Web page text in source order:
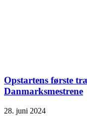
Opstartens første
Danmarksmestrene
28. juni 2024